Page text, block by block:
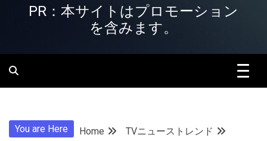
PR：本サイトはプロモーション
を含みます。
You are Here Home
TVニューストレンド